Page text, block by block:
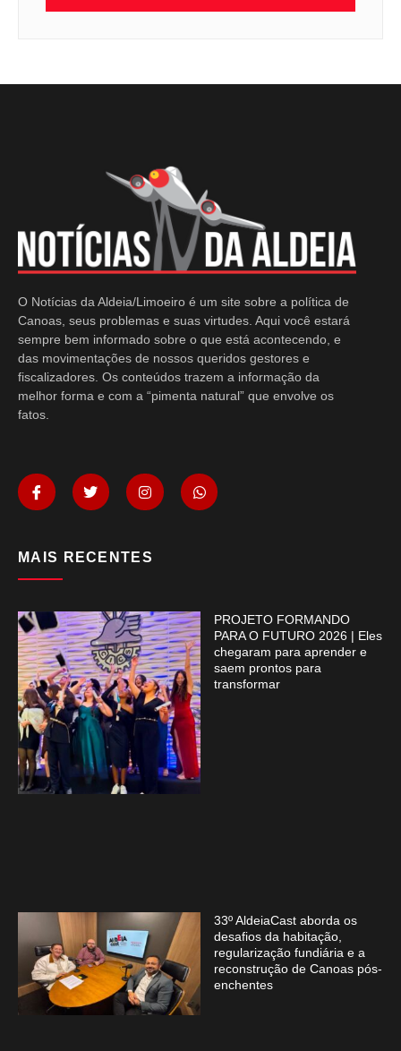
O Notícias da Aldeia/Limoeiro é um site sobre a política de
Canoas, seus problemas e suas virtudes. Aqui você estará
sempre bem informado sobre o que está acontecendo, e
das movimentações de nossos queridos gestores e
fiscalizadores. Os conteúdos trazem a informação da
melhor forma e com a “pimenta natural” que envolve os
fatos.
MAIS RECENTES
PROJETO FORMANDO
PARA O FUTURO 2026 | Eles
chegaram para aprender e
saem prontos para
transformar
33º AldeiaCast aborda os
desafios da habitação,
regularização fundiária e a
reconstrução de Canoas pós-
enchentes